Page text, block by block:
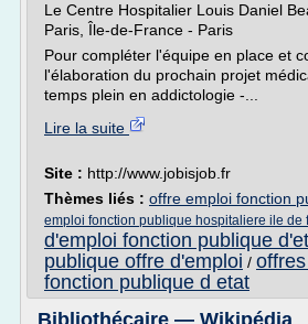
Le Centre Hospitalier Louis Daniel
Paris, Île-de-France - Paris
Pour compléter l'équipe en place et
l'élaboration du prochain projet
temps plein en addictologie -...
Lire la suite
Site : http://www.jobisjob.fr
Thèmes liés : offre emploi fonction
emploi fonction publique hospitaliere ile de
d'emploi fonction publique
publique offre d'emploi /
fonction publique d etat
Bibliothécaire — Wikipédia